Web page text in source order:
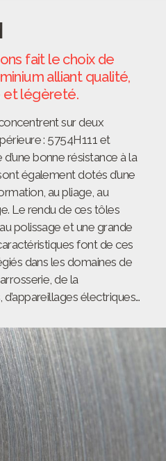
fait le choix de
alliant qualité,
et légèreté.
sur deux
: 5754H111 et
bonne résistance à la
également dotés d’une
au pliage, au
Le rendu de ces tôles
polissage et une grande
font de ces
dans les domaines de
de la
électriques…